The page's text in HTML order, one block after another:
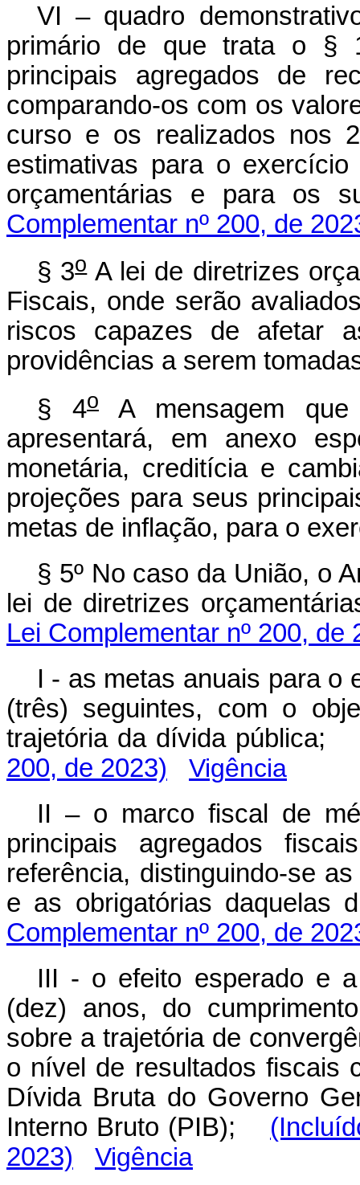
VI – quadro
primário de que trata o §
principais agregados de
comparando-os com os
curso e os realizados nos
estimativas para o
orçamentárias e para os
Complementar nº 200, de
§ 3oA lei de diretrizes
Fiscais, onde serão
riscos capazes de afetar
providências a serem
§ 4o
A mensagem
apresentará, em anexo
monetária, creditícia e
projeções para seus
metas de inflação, para o
§ 5º No caso da União, o
lei de diretrizes
Lei Complementar nº 200, de
I - as metas anuais para o
(três) seguintes, com o
trajetória da dívida pública;
200, de 2023)
Vigência
II – o marco fiscal de
principais agregados
referência, distinguindo-se
e as obrigatórias
Complementar nº 200, de
III - o efeito esperado e
(dez) anos, do
sobre a trajetória de
o nível de resultados fiscais
Dívida Bruta do Governo
Interno Bruto (PIB);
2023)
Vigência